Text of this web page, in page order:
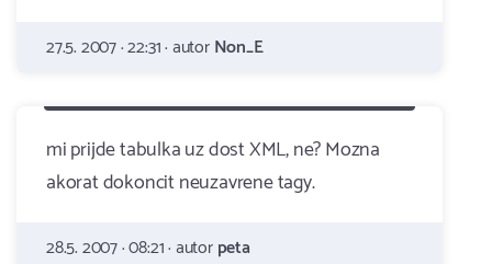
27.5. 2007 · 22:31 · autorNon_E
mi prijde tabulka uz dost XML, ne? Mozna
akorat dokoncit neuzavrene tagy.
28.5. 2007 · 08:21 · autorpeta